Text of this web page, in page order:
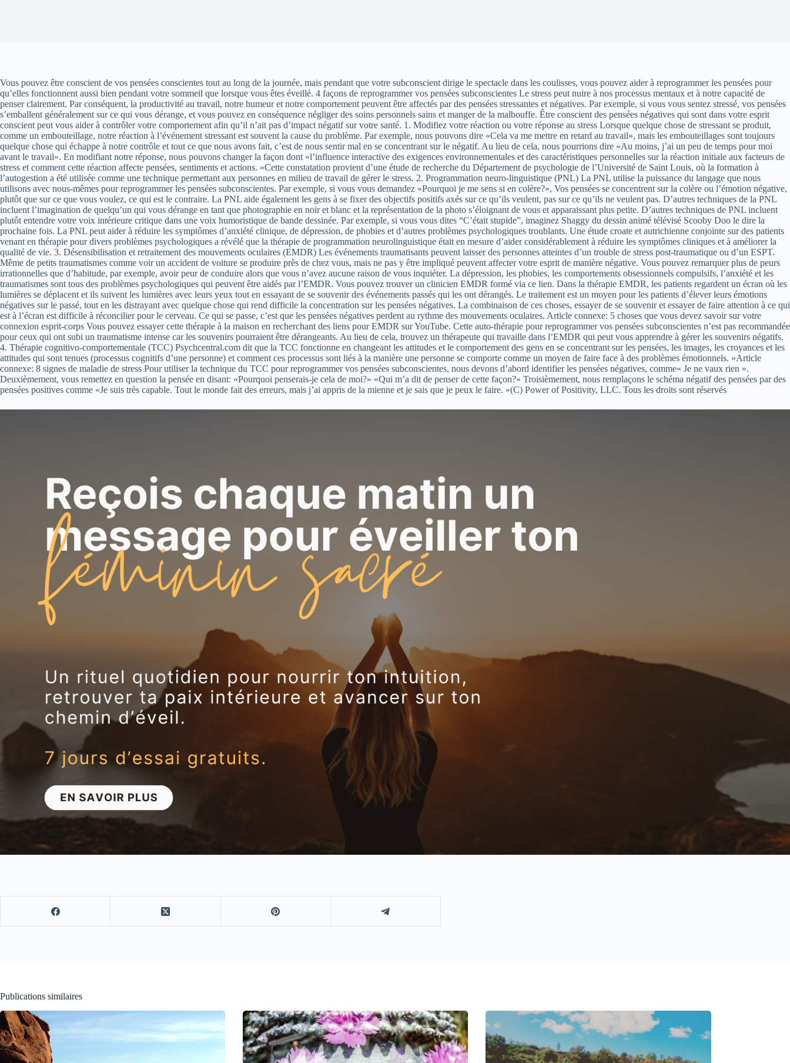
Vous pouvez être conscient de vos pensées conscientes tout au long de la journée, mais pendant que votre subconscient dirige le spectacle dans les coulisses, vous pouvez aider à reprogrammer les pensées pour
qu’elles fonctionnent aussi bien pendant votre sommeil que lorsque vous êtes éveillé. 4 façons de reprogrammer vos pensées subconscientes Le stress peut nuire à nos processus mentaux et à notre capacité de
penser clairement. Par conséquent, la productivité au travail, notre humeur et notre comportement peuvent être affectés par des pensées stressantes et négatives. Par exemple, si vous vous sentez stressé, vos pensées
s’emballent généralement sur ce qui vous dérange, et vous pouvez en conséquence négliger des soins personnels sains et manger de la malbouffe. Être conscient des pensées négatives qui sont dans votre esprit
conscient peut vous aider à contrôler votre comportement afin qu’il n’ait pas d’impact négatif sur votre santé. 1. Modifiez votre réaction ou votre réponse au stress Lorsque quelque chose de stressant se produit,
comme un embouteillage, notre réaction à l’événement stressant est souvent la cause du problème. Par exemple, nous pouvons dire «Cela va me mettre en retard au travail», mais les embouteillages sont toujours
quelque chose qui échappe à notre contrôle et tout ce que nous avons fait, c’est de nous sentir mal en se concentrant sur le négatif. Au lieu de cela, nous pourrions dire «Au moins, j’ai un peu de temps pour moi
avant le travail». En modifiant notre réponse, nous pouvons changer la façon dont «l’influence interactive des exigences environnementales et des caractéristiques personnelles sur la réaction initiale aux facteurs de
stress et comment cette réaction affecte pensées, sentiments et actions. »Cette constatation provient d’une étude de recherche du Département de psychologie de l’Université de Saint Louis, où la formation à
l’autogestion a été utilisée comme une technique permettant aux personnes en milieu de travail de gérer le stress. 2. Programmation neuro-linguistique (PNL) La PNL utilise la puissance du langage que nous
utilisons avec nous-mêmes pour reprogrammer les pensées subconscientes. Par exemple, si vous vous demandez «Pourquoi je me sens si en colère?», Vos pensées se concentrent sur la colère ou l’émotion négative,
plutôt que sur ce que vous voulez, ce qui est le contraire. La PNL aide également les gens à se fixer des objectifs positifs axés sur ce qu’ils veulent, pas sur ce qu’ils ne veulent pas. D’autres techniques de la PNL
incluent l’imagination de quelqu’un qui vous dérange en tant que photographie en noir et blanc et la représentation de la photo s’éloignant de vous et apparaissant plus petite. D’autres techniques de PNL incluent
plutôt entendre votre voix intérieure critique dans une voix humoristique de bande dessinée. Par exemple, si vous vous dites “C’était stupide”, imaginez Shaggy du dessin animé télévisé Scooby Doo le dire la
prochaine fois. La PNL peut aider à réduire les symptômes d’anxiété clinique, de dépression, de phobies et d’autres problèmes psychologiques troublants. Une étude croate et autrichienne conjointe sur des patients
venant en thérapie pour divers problèmes psychologiques a révélé que la thérapie de programmation neurolinguistique était en mesure d’aider considérablement à réduire les symptômes cliniques et à améliorer la
qualité de vie. 3. Désensibilisation et retraitement des mouvements oculaires (EMDR) Les événements traumatisants peuvent laisser des personnes atteintes d’un trouble de stress post-traumatique ou d’un ESPT.
Même de petits traumatismes comme voir un accident de voiture se produire près de chez vous, mais ne pas y être impliqué peuvent affecter votre esprit de manière négative. Vous pouvez remarquer plus de peurs
irrationnelles que d’habitude, par exemple, avoir peur de conduire alors que vous n’avez aucune raison de vous inquiéter. La dépression, les phobies, les comportements obsessionnels compulsifs, l’anxiété et les
traumatismes sont tous des problèmes psychologiques qui peuvent être aidés par l’EMDR. Vous pouvez trouver un clinicien EMDR formé via ce lien. Dans la thérapie EMDR, les patients regardent un écran où les
lumières se déplacent et ils suivent les lumières avec leurs yeux tout en essayant de se souvenir des événements passés qui les ont dérangés. Le traitement est un moyen pour les patients d’élever leurs émotions
négatives sur le passé, tout en les distrayant avec quelque chose qui rend difficile la concentration sur les pensées négatives. La combinaison de ces choses, essayer de se souvenir et essayer de faire attention à ce qui
est à l’écran est difficile à réconcilier pour le cerveau. Ce qui se passe, c’est que les pensées négatives perdent au rythme des mouvements oculaires. Article connexe: 5 choses que vous devez savoir sur votre
connexion esprit-corps Vous pouvez essayer cette thérapie à la maison en recherchant des liens pour EMDR sur YouTube. Cette auto-thérapie pour reprogrammer vos pensées subconscientes n’est pas recommandée
pour ceux qui ont subi un traumatisme intense car les souvenirs pourraient être dérangeants. Au lieu de cela, trouvez un thérapeute qui travaille dans l’EMDR qui peut vous apprendre à gérer les souvenirs négatifs.
4. Thérapie cognitivo-comportementale (TCC) Psychcentral.com dit que la TCC fonctionne en changeant les attitudes et le comportement des gens en se concentrant sur les pensées, les images, les croyances et les
attitudes qui sont tenues (processus cognitifs d’une personne) et comment ces processus sont liés à la manière une personne se comporte comme un moyen de faire face à des problèmes émotionnels. »Article
connexe: 8 signes de maladie de stress Pour utiliser la technique du TCC pour reprogrammer vos pensées subconscientes, nous devons d’abord identifier les pensées négatives, comme« Je ne vaux rien ».
Deuxièmement, vous remettez en question la pensée en disant: «Pourquoi penserais-je cela de moi?» «Qui m’a dit de penser de cette façon?» Troisièmement, nous remplaçons le schéma négatif des pensées par des
pensées positives comme «Je suis très capable. Tout le monde fait des erreurs, mais j’ai appris de la mienne et je sais que je peux le faire. »(C) Power of Positivity, LLC. Tous les droits sont réservés
Publications similaires